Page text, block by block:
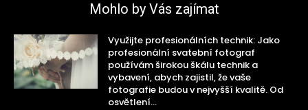
Mohlo by Vás zajímat
Využijte profesionálních technik: Jako
profesionální svatební fotograf
používám širokou škálu technik a
vybavení, abych zajistil, že vaše
fotografie budou v nejvyšší kvalitě. Od
osvětlení...